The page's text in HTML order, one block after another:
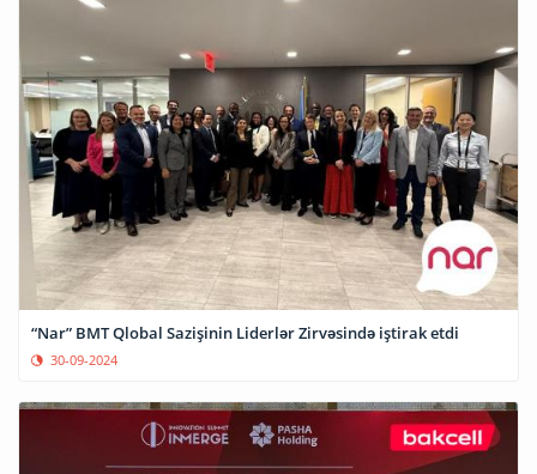
“Nar” BMT Qlobal Sazişinin Liderlər Zirvəsində iştirak etdi
30-09-2024